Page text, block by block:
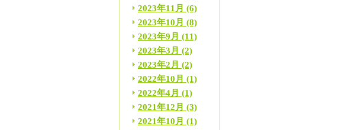
2023年11月 (6)
2023年10月 (8)
2023年9月 (11)
2023年3月 (2)
2023年2月 (2)
2022年10月 (1)
2022年4月 (1)
2021年12月 (3)
2021年10月 (1)